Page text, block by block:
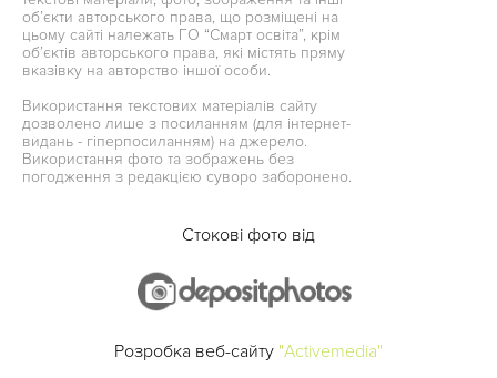
об’єкти авторського права, що розміщені на
цьому сайті належать ГО “Смарт освіта”, крім
об’єктів авторського права, які містять пряму
вказівку на авторство іншої особи.
Використання текстових матеріалів сайту
дозволено лише з посиланням (для інтернет-
видань - гіперпосиланням) на джерело.
Використання фото та зображень без
погодження з редакцією суворо заборонено.
Стокові фото від
Розробка веб-сайту "Activemedia"